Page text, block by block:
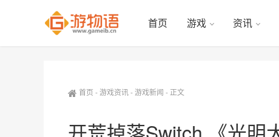
首页 游戏 资讯
首页 -游戏资讯-游戏新闻 - 正文